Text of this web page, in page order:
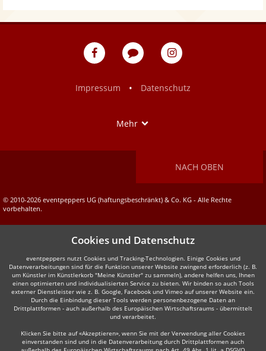
eventpeppers
Blog
eventpeppers
Impressum
• Datenschutz
Mehr
NACH OBEN
© 2010-2026 eventpeppers UG (haftungsbeschränkt) & Co. KG - Alle Rechte
vorbehalten.
Cookies und Datenschutz
eventpeppers nutzt Cookies und Tracking-Technologien. Einige Cookies und
Datenverarbeitungen sind für die Funktion unserer Website zwingend erforderlich (z. B.
um Künstler im Künstlerkorb "Meine Künstler" zu sammeln), andere helfen uns, Ihnen
einen optimierten und individualisierten Service zu bieten. Wir binden so auch Tools
externer Dienstleister wie z. B. Google, Facebook und Vimeo auf unserer Website ein.
Durch die Einbindung dieser Tools werden personenbezogene Daten an
Drittplattformen - auch außerhalb des Europäischen Wirtschaftsraums - übermittelt
und verarbeitet.
Klicken Sie bitte auf «Akzeptieren», wenn Sie mit der Verwendung aller Cookies
einverstanden sind und in die Datenverarbeitung durch Drittplattformen auch